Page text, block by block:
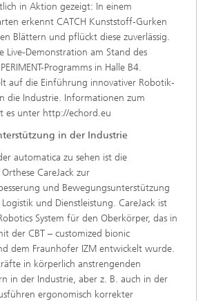
in Aktion gezeigt: In einem
erkennt CATCH Kunststoff-Gurken
Blättern und pflückt diese zuverlässig.
Live-Demonstration am Stand des
Programms in Halle B4.
auf die Einführung innovativer Robotik-
die Industrie. Informationen zum
es unter http://echord.eu
in der Industrie
automatica zu sehen ist die
CareJack zur
und Bewegungsunterstützung
und Dienstleistung. CareJack ist
System für den Oberkörper, das in
der CBT – customized bionic
dem Fraunhofer IZM entwickelt wurde.
in körperlich anstrengenden
in der Industrie, aber z. B. auch in der
ergonomisch korrekter